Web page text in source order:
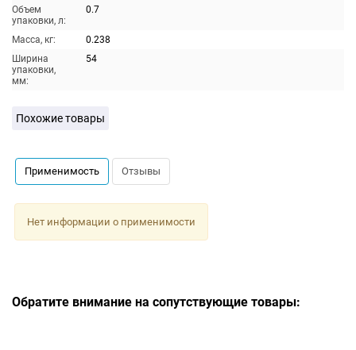
Объем
упаковки, л:
0.7
Масса, кг:
0.238
Ширина
упаковки,
мм:
54
Похожие товары
Применимость Отзывы
Нет информации о применимости
Обратите внимание на сопутствующие товары: